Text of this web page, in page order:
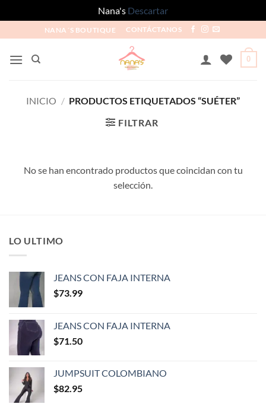
Nana's Descartar
NANA´S BOUTIQUE CONTÁCTANOS
0
INICIO / PRODUCTOS ETIQUETADOS “SUÉTER”
FILTRAR
No se han encontrado productos que coincidan con tu
selección.
LO ULTIMO
JEANS CON FAJA INTERNA
$73.99
JEANS CON FAJA INTERNA
$71.50
JUMPSUIT COLOMBIANO
$82.95